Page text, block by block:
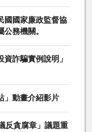
國國家廉政監督協
務機關。
詐騙實例說明」
」動畫介紹影片
反貪腐章」議題重